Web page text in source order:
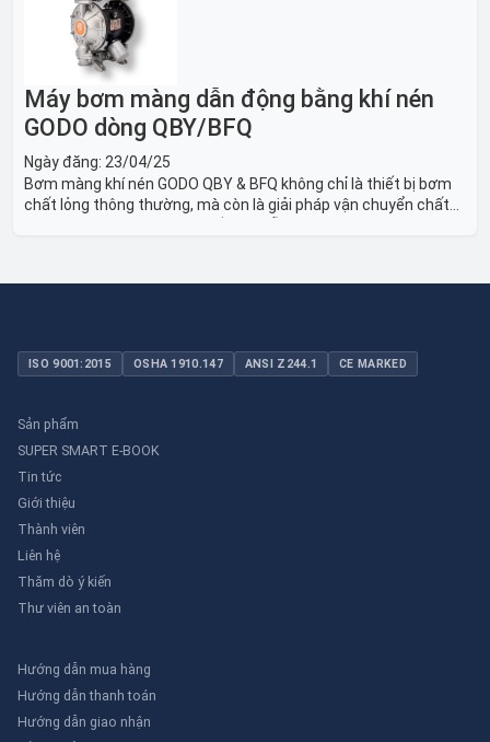
Máy bơm màng dẫn động bằng khí nén
GODO dòng QBY/BFQ
Ngày đăng: 23/04/25
Bơm màng khí nén GODO QBY & BFQ không chỉ là thiết bị bơm
chất lỏng thông thường, mà còn là giải pháp vận chuyển chất
ISO 9001:2015 OSHA 1910.147 ANSI Z244.1 CE MARKED
Sản phẩm
SUPER SMART E-BOOK
Tin tức
Giới thiệu
Thành viên
Liên hệ
Thăm dò ý kiến
Thư viên an toàn
Hướng dẫn mua hàng
Hướng dẫn thanh toán
Hướng dẫn giao nhận